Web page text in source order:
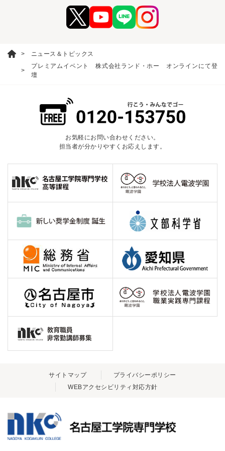
ニュース＆トピックス
プレミアムイベント 株式会社ランド・ホー オンラインにて登
壇
お気軽にお問い合わせください。
担当者が分かりやすくお応えします。
サイトマップ
プライバシーポリシー
WEBアクセシビリティ対応方針